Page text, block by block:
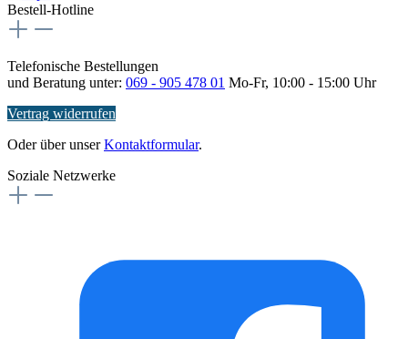
Bestell-Hotline
Telefonische Bestellungen
und Beratung unter: 069 - 905 478 01 Mo-Fr, 10:00 - 15:00 Uhr
Vertrag widerrufen
Oder über unserKontaktformular.
Soziale Netzwerke